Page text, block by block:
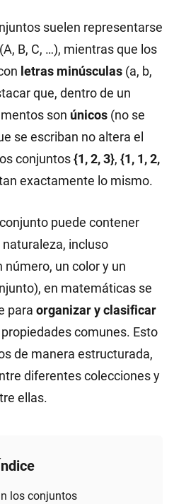
suelen representarse
(A, B, C, …), mientras que los
letras minúsculas (a, b,
que, dentro de un
son únicos (no se
se escriban no altera el
conjuntos{1, 2, 3}, {1, 1, 2,
exactamente lo mismo.
puede contener
incluso
un color y un
en matemáticas se
para organizar y clasificar
comunes. Esto
de manera estructurada,
diferentes colecciones y
ellas.
los conjuntos